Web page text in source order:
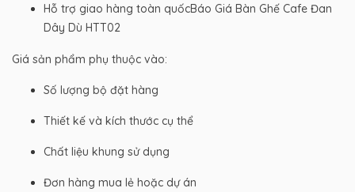
Hỗ trợ giao hàng toàn quốcBáo Giá Bàn Ghế Cafe Đan
Dây Dù HTT02
Giá sản phẩm phụ thuộc vào:
Số lượng bộ đặt hàng
Thiết kế và kích thước cụ thể
Chất liệu khung sử dụng
Đơn hàng mua lẻ hoặc dự án